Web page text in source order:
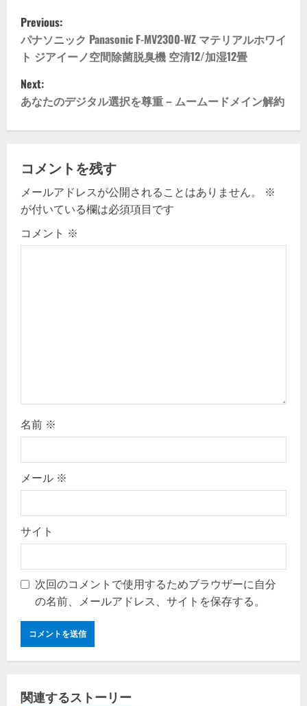
P
o
s
t
n
a
v
i
g
Previous:
パナソニック Panasonic F-MV2300-WZ マテリアルホワイ
ト ジアイーノ空間除菌脱臭機 空清12/加湿12畳
Next:
あなたのデジタル選択を尊重 – ムームードメイン解約
コメントを残す
メールアドレスが公開されることはありません。
※
が付いている欄は必須項目です
コメント ※
名前 ※
メール ※
サイト
次回のコメントで使用するためブラウザーに自分
の名前、メールアドレス、サイトを保存する。
関連するストーリー